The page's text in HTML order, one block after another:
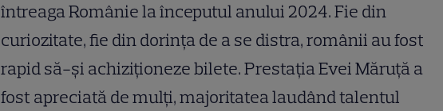
întreaga Românie la începutul anului 2024. Fie din
curiozitate, fie din dorința de a se distra, românii au fost
rapid să-și achiziționeze bilete. Prestația Evei Măruță a
fost apreciată de mulți, majoritatea laudând talentul